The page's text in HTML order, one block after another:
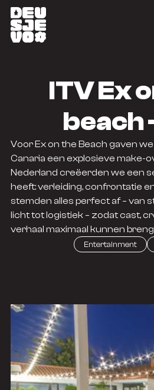
ITV Ex
beach
Voor Ex on the Beach gaven we
Canaria een explosieve make-
Nederland creëerden we een
heeft: verleiding, confrontatie
stemden alles perfect af – van
licht tot logistiek – zodat cast,
verhaal maximaal kunnen
Entertainment